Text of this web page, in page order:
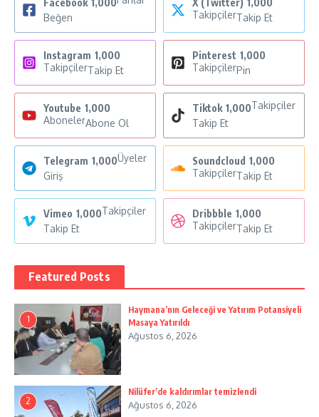
Facebook 1,000
Beğen
X (Twitter) 1,000
TakipçilerTakip Et
Instagram 1,000
TakipçilerTakip Et
Pinterest 1,000
TakipçilerPin
Youtube 1,000
AbonelerAbone Ol
Tiktok 1,000Takipçiler
Takip Et
Telegram 1,000Üyeler
Giriş
Soundcloud 1,000
TakipçilerTakip Et
Vimeo 1,000Takipçiler
Takip Et
Dribbble 1,000
TakipçilerTakip Et
Featured Posts
1
Haymana’nın Geleceği ve Yatırım Potansiyeli
Masaya Yatırıldı
Ağustos 6, 2026
2
Nilüfer’de kaldırımlar temizlendi
Ağustos 6, 2026